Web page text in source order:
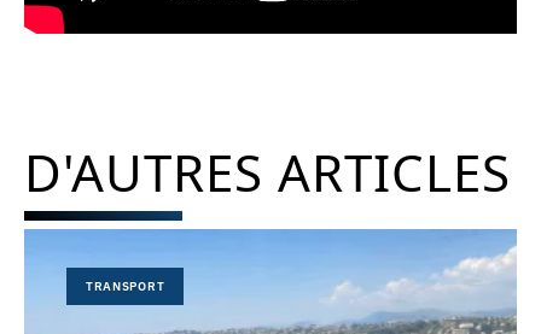
D'AUTRES ARTICLES
TRANSPORT